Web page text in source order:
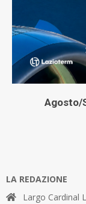
Agosto/
LA REDAZIONE
Largo Cardinal